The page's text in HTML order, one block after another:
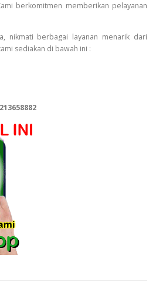
berkomitmen memberikan pelayanan
nikmati berbagai layanan menarik dari
sediakan di bawah ini :